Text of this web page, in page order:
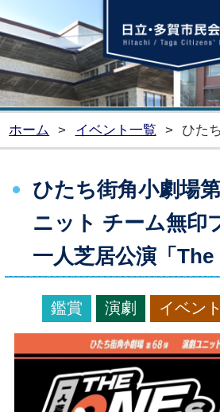
ホーム > イベント一覧 > ひた
ひたち街角小劇場
ニット チーム無印
一人芝居公演「The
鑑賞 演劇 イベント